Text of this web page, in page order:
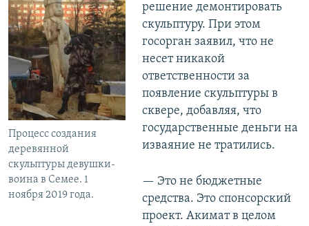
Процесс создания
деревянной
скульптуры девушки-
воина в Семее. 1
ноября 2019 года.
решение демонтировать
скульптуру. При этом
госорган заявил, что не
несет никакой
ответственности за
появление скульптуры в
сквере, добавляя, что
государственные деньги на
изваяние не тратились.
— Это не бюджетные
средства. Это спонсорский
проект. Акимат в целом